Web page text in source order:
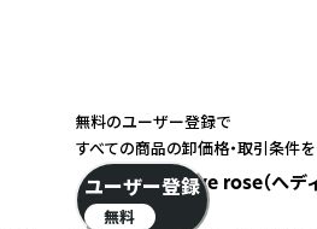
hediye rose（へデ
無料のユーザー登録で
すべての商品の卸価格・取引条件
ユーザー登録
無料